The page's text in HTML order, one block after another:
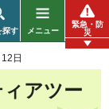
探す メニュー
緊急・防
災
日
アツー